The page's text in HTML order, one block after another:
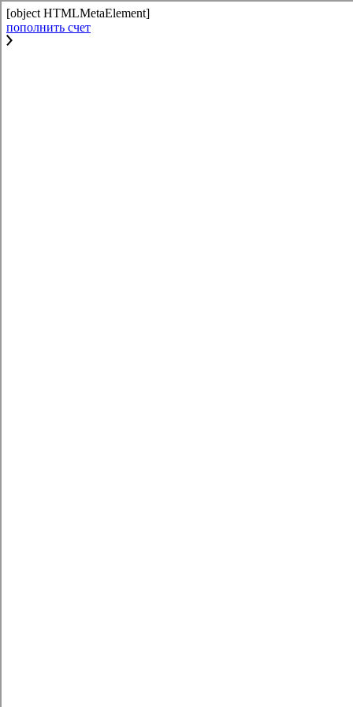
[object HTMLMetaElement]
пополнить счет